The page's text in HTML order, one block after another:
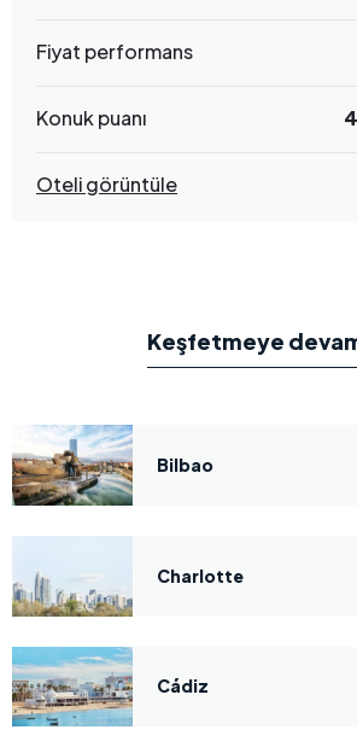
Fiyat performans
Konuk puanı
Oteli görüntüle
Keşfetmeye
Bilbao
Charlotte
Cádiz